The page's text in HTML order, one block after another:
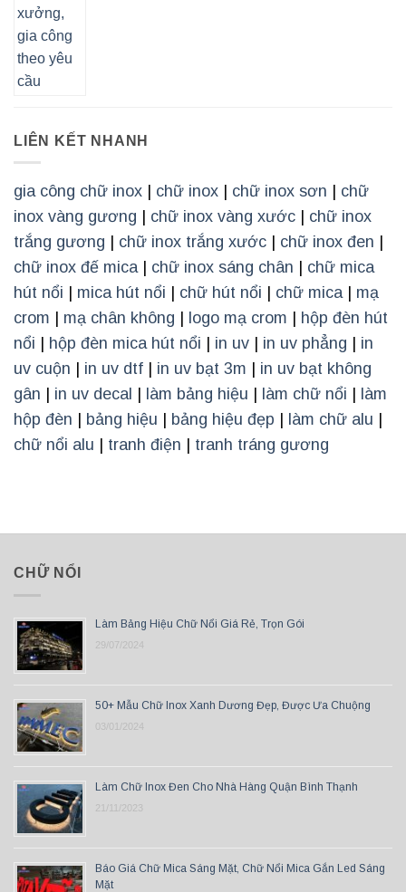
LIÊN KẾT NHANH
gia công chữ inox chữ inox chữ inox sơn
chữ
inox vàng gương
chữ inox vàng xước
chữ inox
trắng gương
chữ inox trắng xước chữ inox đen
chữ inox đế mica| chữ inox sáng chân
chữ mica
hút nổi
mica hút nổi chữ hút nổi chữ mica| mạ
crom
mạ chân không logo mạ crom
hộp đèn hút
nổi
hộp đèn mica hút nổi in uv in uv phẳng
in
uv cuộn
in uv dtf in uv bạt 3m
in uv bạt không
gân
in uv decal làm bảng hiệu làm chữ nổi
làm
hộp đèn
bảng hiệu bảng hiệu đẹp làm chữ alu
chữ nổi alu
tranh điện tranh tráng gương
CHỮ NỔI
Làm Bảng Hiệu Chữ Nổi Giá Rẻ, Trọn Gói
29/07/2024
50+ Mẫu Chữ Inox Xanh Dương Đẹp, Được Ưa Chuộng
03/01/2024
Làm Chữ Inox Đen Cho Nhà Hàng Quận Bình Thạnh
21/11/2023
Báo Giá Chữ Mica Sáng Mặt, Chữ Nổi Mica Gắn Led Sáng
Mặt